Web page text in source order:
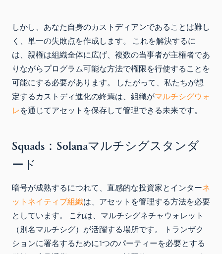
しかし、あなた自身のカストディアンであることは難し
く、単一の失敗点を作成します。 これを解決するに
は、親権は組織全体に広げ、複数の当事者が主権者であ
りながらプログラム可能な方法で権限を行使することを
可能にする必要があります。 したがって、私たちが想
定するカストディ進化の終焉は、組織がマルチシグウォ
レを通じてアセットを保存して管理できる未来です。
Squads：Solanaマルチシグスタンダ
ード
暗号が成熟するにつれて、直感的な投資家とインターネ
ットネイティブ組織は、アセットを管理する方法を必要
としています。 これは、マルチシグネチャウォレット
（別名マルチシグ）が活躍する場所です。 トランザク
ションに署名するために1つのパーティーを必要とする